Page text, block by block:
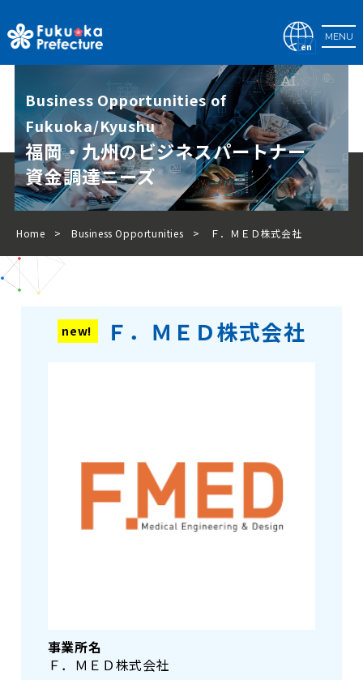
en
MENU
Business Opportunities of
Fukuoka/Kyushu
福岡・九州のビジネスパートナー
資金調達ニーズ
Home Business Opportunities Ｆ．ＭＥＤ株式会社
new! Ｆ．ＭＥＤ株式会社
事業所名
Ｆ．ＭＥＤ株式会社